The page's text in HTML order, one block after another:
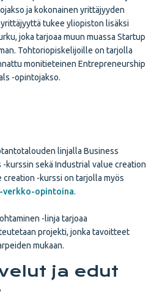
ja kokonainen yrittäjyyden
tukee yliopiston lisäksi
joka tarjoaa muun muassa Startup
Tohtoriopiskelijoille on tarjolla
monitieteinen Entrepreneurship
-opintojakso.
linjalla Business
kurssin sekä Industrial value creation
creation -kurssi on tarjolla myös
verkko-opintoina.
-linja tarjoaa
projekti, jonka tavoitteet
mukaan.
ja edut